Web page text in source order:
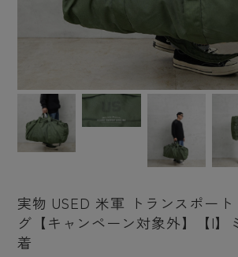
実物 USED 米軍 トランスポート
グ【キャンペーン対象外】【I】
着